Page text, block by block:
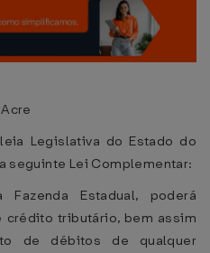
Legislativa do Estado do
seguinte Lei Complementar:
Estadual, poderá
tributário, bem assim
de débitos de qualquer